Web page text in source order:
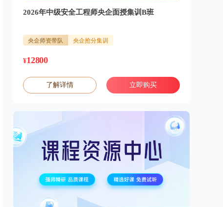
2026年中级安全工程师央企面授集训B班
央企师资带队 央企抢分集训
¥12800
了解详情 立即购买